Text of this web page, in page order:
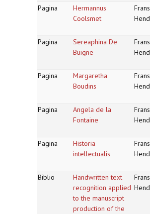
Pagina
Hermannus
Coolsmet
Frans
Pagina
Sereaphina De
Buigne
Frans
Pagina
Margaretha
Boudins
Frans
Pagina
Angela de la
Fontaine
Frans
Pagina
Historia
intellectualis
Frans
Biblio
Handwritten text
recognition applied
to the manuscript
production of the
Frans